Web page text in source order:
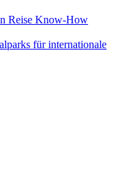
Reise Know-How
für internationale